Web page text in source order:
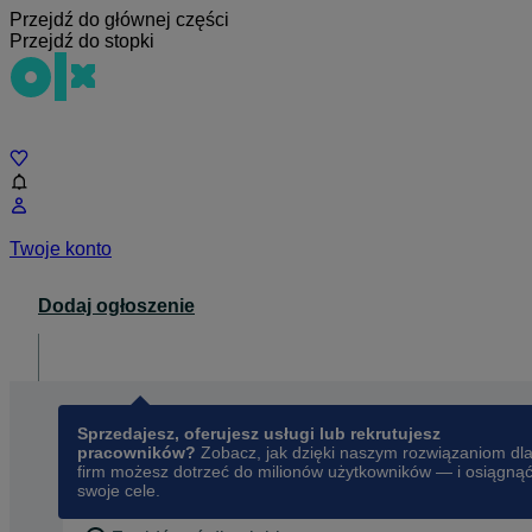
Przejdź do głównej części
Przejdź do stopki
Twoje konto
Dodaj ogłoszenie
Sprzedajesz, oferujesz usługi lub rekrutujesz
pracowników? Zobacz, jak dzięki naszym rozwiązaniom dla
firm możesz dotrzeć do milionów użytkowników — i osiągnąć
swoje cele.